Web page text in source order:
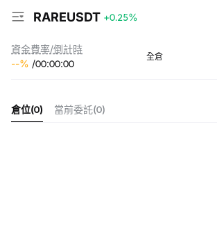
RAREUSDT +0.25%
資金費率/倒計時
--% /00:00:00
全倉
倉位(0) 當前委託(0)